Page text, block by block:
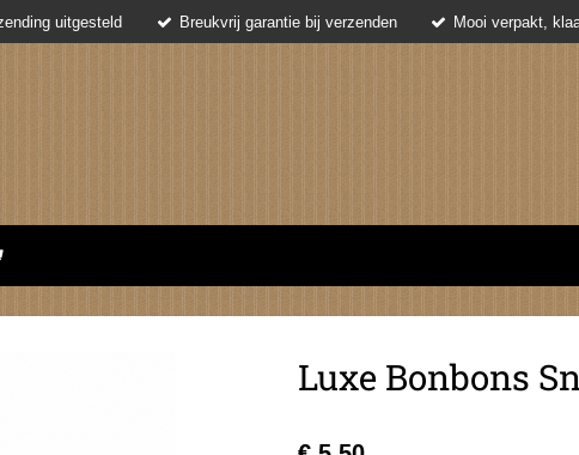
uitgesteld Breukvrij garantie bij verzenden Mooi verpakt,
Luxe Bonbons